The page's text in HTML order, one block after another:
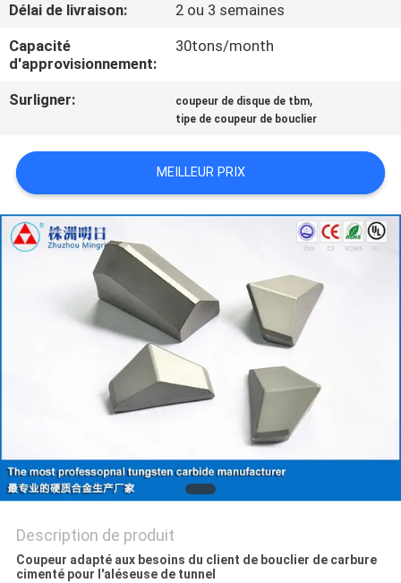
CONTACTEZ-
NOUS
DEMANDEZ
UNE
CITATION
POLICY
Délai de livraison:
2 ou 3 semaines
Capacité
d'approvisionnement:
30tons/month
Surligner: coupeur de disque de tbm,
tipe de coupeur de bouclier
MEILLEUR PRIX
Description de produit
Coupeur adapté aux besoins du client de bouclier de carbure
cimenté pour l'aléseuse de tunnel